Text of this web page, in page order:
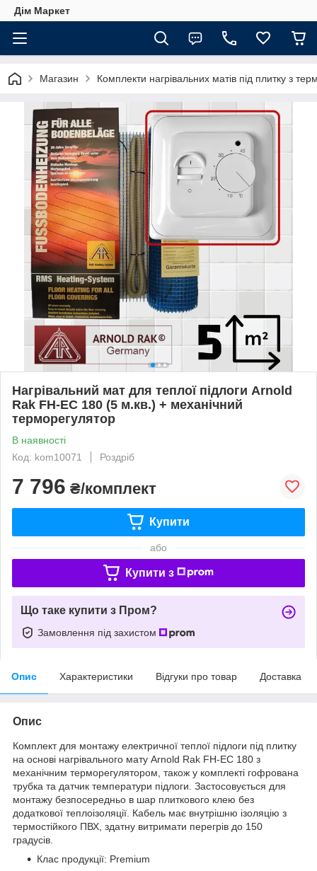
Дім Маркет
Магазин Комплекти нагрівальних матів під плитку з
Нагрівальний мат для теплої підлоги Arnold
Rak FH-EC 180 (5 м.кв.) + механічний
терморегулятор
В наявності
Код: kom10071
Роздріб
7 796 ₴/комплект
Купити
або
Купити з
Що таке купити з Пром?
Замовлення під захистом
Опис Характеристики Відгуки про товар Доставка
Опис
Комплект для монтажу електричної теплої підлоги під плитку
на основі нагрівального мату Arnold Rak FH-EC 180 з
механічним терморегулятором, також у комплекті гофрована
трубка та датчик температури підлоги. Застосовується для
монтажу безпосередньо в шар плиткового клею без
додаткової теплоізоляції. Кабель має внутрішню ізоляцію з
термостійкого ПВХ, здатну витримати перегрів до 150
градусів.
Клас продукції: Premium